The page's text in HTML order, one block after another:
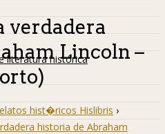
literatura histórica
verdadera
Lincoln –
hist�ricos Hislibris ›
historia de Abraham